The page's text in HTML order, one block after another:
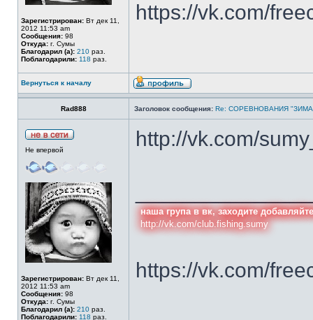
Зарегистрирован: Вт дек 11,
2012 11:53 am
Сообщения: 98
Откуда: г. Сумы
Благодарил (а): 210 раз.
Поблагодарили: 118 раз.
https://vk.com/
Вернуться к началу
Rad888 Заголовок сообщения: Re: СОРЕВНОВАНИЯ
Не впервой
Зарегистрирован: Вт дек 11,
2012 11:53 am
Сообщения: 98
Откуда: г. Сумы
Благодарил (а): 210 раз.
Поблагодарили: 118 раз.
http://vk.com/
наша група в вк, заходите
http://vk.com/club.fishing.sumy
https://vk.com/